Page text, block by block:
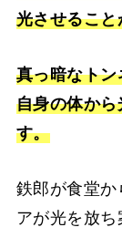
光させるこ
真っ暗なト
自身の体か
す。
鉄郎が食堂か
アが光を放ち